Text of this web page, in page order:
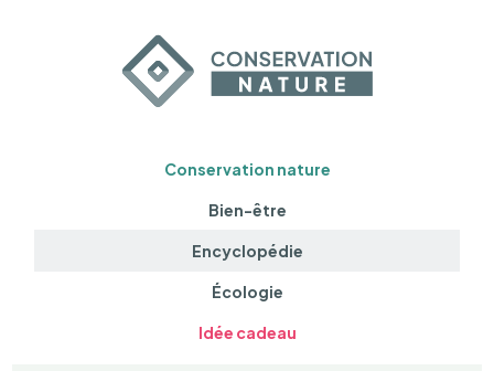
Conservation nature
Bien-être
Encyclopédie
Écologie
Idée cadeau